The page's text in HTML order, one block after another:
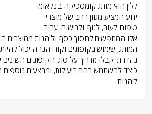
ללין הוא מותג קומסטיקה בינלאומי
ידוע המציע מגוון רחב של מוצרי
טיפוח לעור, לגוף ולבישום. עבור
אלו המחפשים לחסוך כסף וליהנות ממוצרים
המותג, שימוש בקופונים וקודי הנחה יכול
נהדרת. קבלו מדריך על סוגי הקופונים השונים
כיצד להשתמש בהם ביעילות, ומבצעים נוספים
ליהנות.